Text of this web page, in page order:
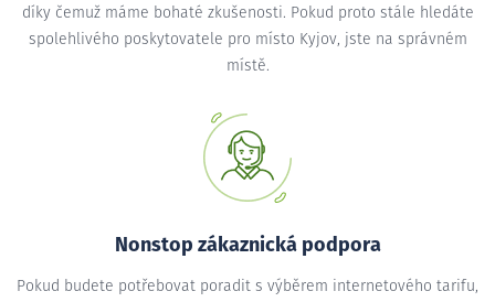
díky čemuž máme bohaté zkušenosti. Pokud proto stále hledáte
spolehlivého poskytovatele pro místo Kyjov, jste na správném
místě.
Nonstop zákaznická podpora
Pokud budete potřebovat poradit s výběrem internetového tarifu,